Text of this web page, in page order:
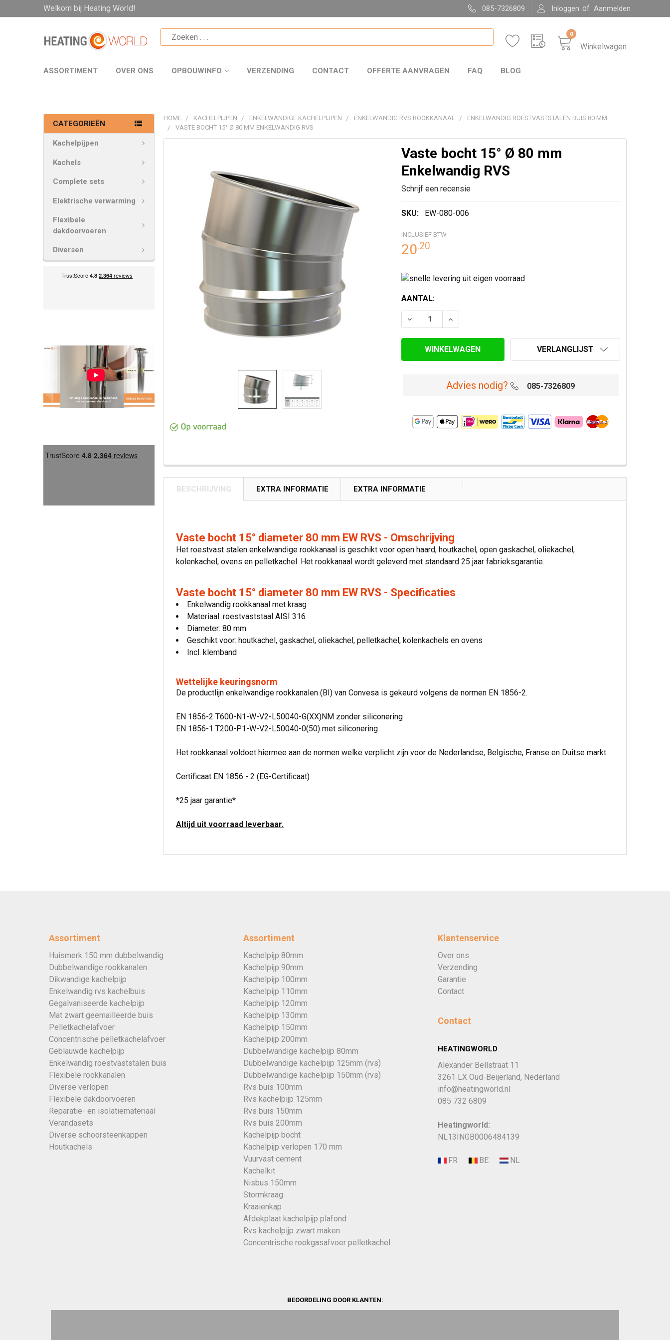
Welkom bij Heating World! 085-7326809 Inloggen of Aanmelden
Winkelwagen
0
ASSORTIMENT OVER ONS OPBOUWINFO VERZENDING CONTACT OFFERTE AANVRAGEN FAQ BLOG
CATEGORIEËN
Kachelpijpen
Kachels
Complete sets
Elektrische verwarming
Flexibele
dakdoorvoeren
Diversen
HOME KACHELPIJPEN ENKELWANDIGE KACHELPIJPEN ENKELWANDIG RVS ROOKKANAAL
ENKELWANDIG ROESTVASTSTALEN BUIS 80 MM
VASTE BOCHT 15° Ø 80 MM ENKELWANDIG RVS
Vaste bocht 15° Ø 80 mm
Enkelwandig RVS
Schrijf een recensie
SKU: EW-080-006
INCLUSIEF BTW
20.20
HUIDIGE
VOORRAAD:
AANTAL:
VERLAAG AANTAL VAN VASTE BOCHT 15° Ø 80 MM ENKELWANDIG RVS
VERHOOG AANTAL VAN VASTE BOCHT 15° Ø 80 MM
VERLANGLIJST
Advies nodig? 085-7326809
VOEG
GESELECTEERDE
TOE AAN
WINKELWAGEN
BESCHRIJVING EXTRA INFORMATIE EXTRA INFORMATIE
Vaste bocht 15° diameter 80 mm EW RVS - Omschrijving
Het roestvast stalen enkelwandige rookkanaal is geschikt voor open haard, houtkachel, open gaskachel, oliekachel,
kolenkachel, ovens en pelletkachel. Het rookkanaal wordt geleverd met standaard 25 jaar fabrieksgarantie.
Vaste bocht 15° diameter 80 mm EW RVS - Specificaties
Enkelwandig rookkanaal met kraag
Materiaal: roestvaststaal AISI 316
Diameter: 80 mm
Geschikt voor: houtkachel, gaskachel, oliekachel, pelletkachel, kolenkachels en ovens
Incl. klemband
Wettelijke keuringsnorm
De productlijn enkelwandige rookkanalen (BI) van Convesa is gekeurd volgens de normen EN 1856-2.
EN 1856-2 T600-N1-W-V2-L50040-G(XX)NM zonder siliconering
EN 1856-1 T200-P1-W-V2-L50040-0(50) met siliconering
Het rookkanaal voldoet hiermee aan de normen welke verplicht zijn voor de Nederlandse, Belgische, Franse en Duitse markt.
Certificaat EN 1856 - 2 (EG-Certificaat)
*25 jaar garantie*
Altijd uit voorraad leverbaar.
Assortiment
Huismerk 150 mm dubbelwandig
Dubbelwandige rookkanalen
Dikwandige kachelpijp
Enkelwandig rvs kachelbuis
Gegalvaniseerde kachelpijp
Mat zwart geëmailleerde buis
Pelletkachelafvoer
Concentrische pelletkachelafvoer
Geblauwde kachelpijp
Enkelwandig roestvaststalen buis
Flexibele rookkanalen
Diverse verlopen
Flexibele dakdoorvoeren
Reparatie- en isolatiemateriaal
Verandasets
Diverse schoorsteenkappen
Houtkachels
Assortiment
Kachelpijp 80mm
Kachelpijp 90mm
Kachelpijp 100mm
Kachelpijp 110mm
Kachelpijp 120mm
Kachelpijp 130mm
Kachelpijp 150mm
Kachelpijp 200mm
Dubbelwandige kachelpijp 80mm
Dubbelwandige kachelpijp 125mm (rvs)
Dubbelwandige kachelpijp 150mm (rvs)
Rvs buis 100mm
Rvs kachelpijp 125mm
Rvs buis 150mm
Rvs buis 200mm
Kachelpijp bocht
Kachelpijp verlopen 170 mm
Vuurvast cement
Kachelkit
Nisbus 150mm
Stormkraag
Kraaienkap
Afdekplaat kachelpijp plafond
Rvs kachelpijp zwart maken
Concentrische rookgasafvoer pelletkachel
Klantenservice
Over ons
Verzending
Garantie
Contact
Contact
HEATINGWORLD
Alexander Bellstraat 11
3261 LX Oud-Beijerland, Nederland
info@heatingworld.nl
085 732 6809
Heatingworld:
NL13INGB0006484139
BEOORDELING DOOR KLANTEN: